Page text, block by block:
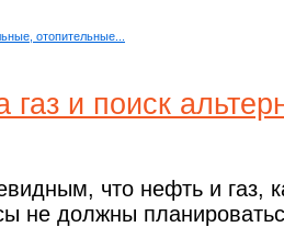
отопительные...
газ и поиск
что нефть и газ,
не должны